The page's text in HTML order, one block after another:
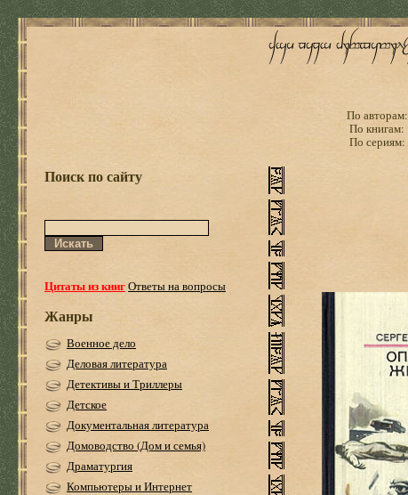
По авторам:
По книгам:
По сериям:
Поиск по сайту
Цитаты из книгОтветы на вопросы
Жанры
Военное дело
Деловая литература
Детективы и Триллеры
Детское
Документальная литература
Домоводство (Дом и семья)
Драматургия
Компьютеры и Интернет